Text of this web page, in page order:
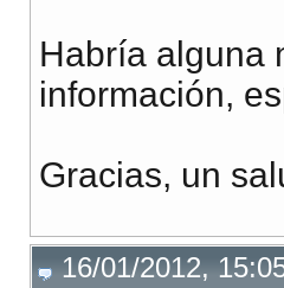
Habría alguna
información,
Gracias, un
16/01/2012,